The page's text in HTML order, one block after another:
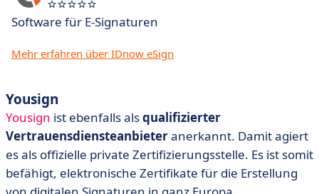
Software für E-Signaturen
Mehr erfahren über IDnow eSign
Yousign
Yousign ist ebenfalls alsqualifizierter
Vertrauensdiensteanbieteranerkannt. Damit agiert
es als offizielle private Zertifizierungsstelle. Es ist somit
befähigt, elektronische Zertifikate für die Erstellung